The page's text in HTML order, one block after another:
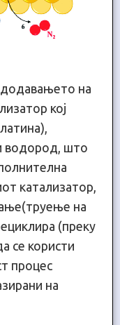
додавањето на
кој
водород, што
катализатор,
на
(преку
се користи
процес
на